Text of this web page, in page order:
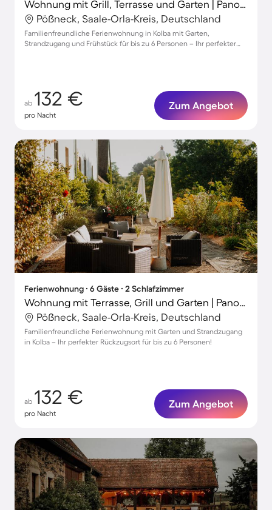
Wohnung mit Grill, Terrasse und Garten | Panoramablick
Pößneck, Saale-Orla-Kreis, Deutschland
Familienfreundliche Ferienwohnung in Kolba mit Garten,
Strandzugang und Frühstück für bis zu 6 Personen – Ihr perfekter
ab 132 €
pro Nacht
Zum Angebot
Ferienwohnung ∙ 6 Gäste ∙ 2 Schlafzimmer
Wohnung mit Terrasse, Grill und Garten | Panoramablick
Pößneck, Saale-Orla-Kreis, Deutschland
Familienfreundliche Ferienwohnung mit Garten und Strandzugang
in Kolba – Ihr perfekter Rückzugsort für bis zu 6 Personen!
ab 132 €
pro Nacht
Zum Angebot